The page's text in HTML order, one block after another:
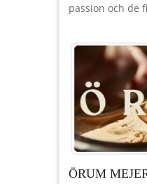
passion och de
ÖRUM